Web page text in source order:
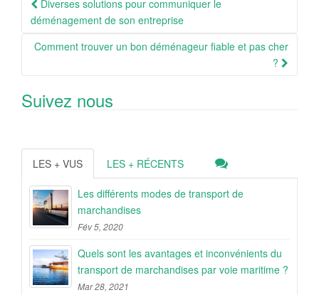
Article
Diverses solutions pour communiquer le
déménagement de son entreprise
Comment trouver un bon déménageur fiable et pas cher
?
Suivez nous
LES + VUS LES + RÉCENTS
Les différents modes de transport de
marchandises
Fév 5, 2020
Quels sont les avantages et inconvénients du
transport de marchandises par voie maritime ?
Mar 28, 2021